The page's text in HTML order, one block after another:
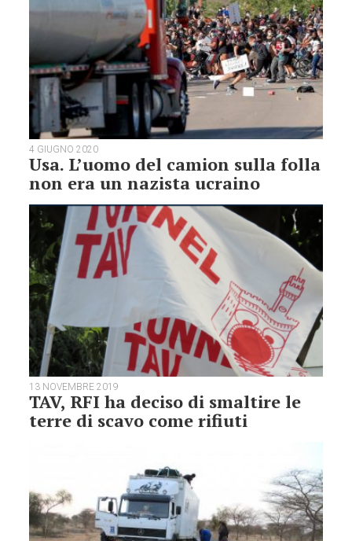
4 GIUGNO 2020
Usa. L’uomo del camion sulla folla
non era un nazista ucraino
13 NOVEMBRE 2019
TAV, RFI ha deciso di smaltire le
terre di scavo come rifiuti